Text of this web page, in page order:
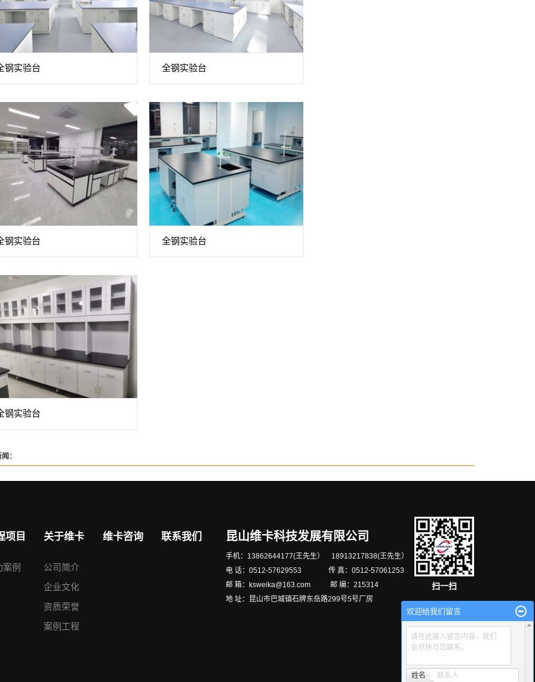
钢实验台 全钢实验台
钢实验台 全钢实验台
钢实验台
：
项目
案例
关于维卡
公司简介
企业文化
资质荣誉
案例工程
维卡咨询 联系我们 昆山维卡科技发展有限公司
手机：13862644177(王先生） 18913217838(王先生）
电 话：0512-57629553 传 真：0512-57061253
邮 箱：ksweika@163.com 邮 编：215314
地 址：昆山市巴城镇石牌东岳路299号5号厂房
扫一扫
欢迎给我们留言
请在此输入留言内容，我们
会尽快与您联系。
姓名 联系人